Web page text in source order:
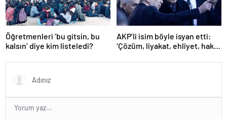
Öğretmenleri ‘bu gitsin, bu
kalsın’ diye kim listeledi?
AKP’li isim böyle isyan etti:
‘Çözüm, liyakat, ehliyet, hak,